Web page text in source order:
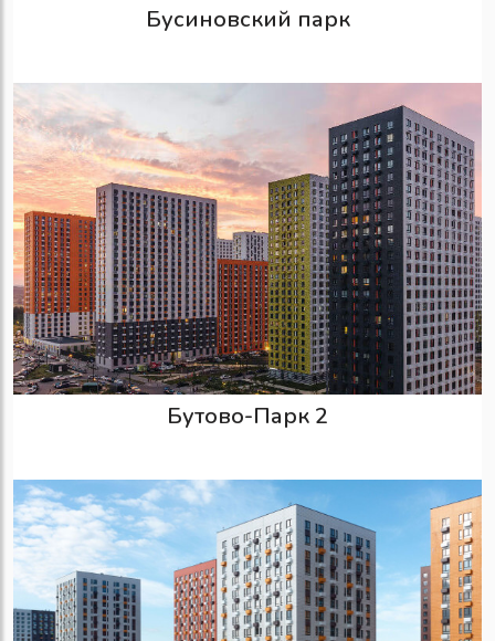
Бусиновский парк
Бутово-Парк 2